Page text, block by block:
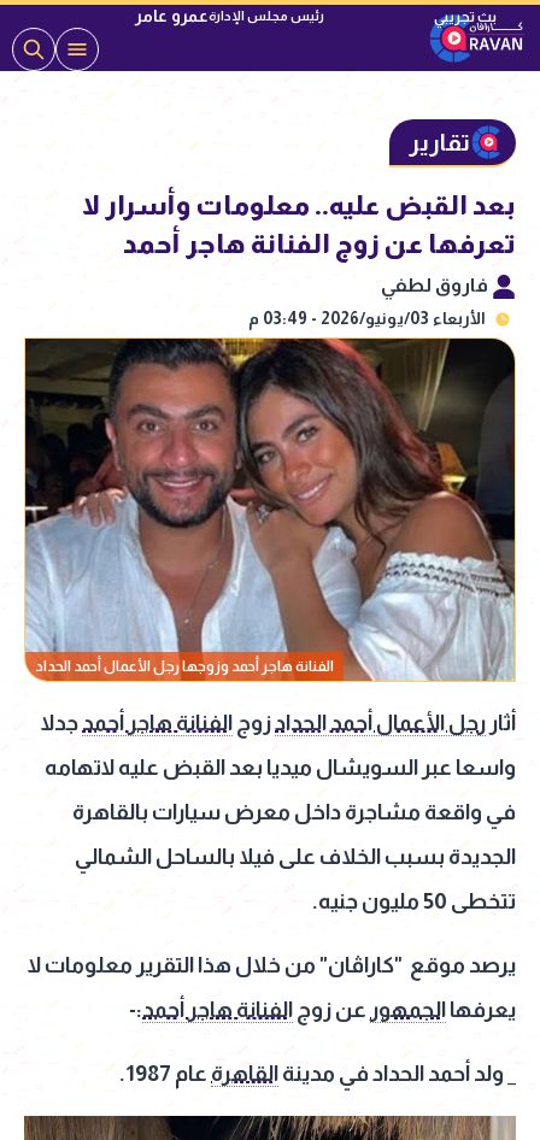
رئيس مجلس الإدارةعمرو عامر
تقارير
بعد القبض عليه.. معلومات وأسرار لا
تعرفها عن زوج الفنانة هاجر أحمد
فاروق لطفي
الأربعاء 03/يونيو/2026 - 03:49 م
الفنانة هاجر أحمد وزوجها رجل الأعمال أحمد الحداد
أثار رجل الأعمال أحمد الحدادزوج الفنانة هاجر أحمد جدلا
واسعا عبر السويشال ميديا بعد القبض عليه لاتهامه
في واقعة مشاجرة داخل معرض سيارات بالقاهرة
الجديدة بسبب الخلاف على فيلا بالساحل الشمالي
تتخطى 50 مليون جنيه.
يرصد موقع "كاراڤان" من خلال هذا التقرير معلومات لا
يعرفها الجمهور عن زوج الفنانة هاجر أحمد:-
_ ولد أحمد الحداد في مدينة القاهرة عام 1987.